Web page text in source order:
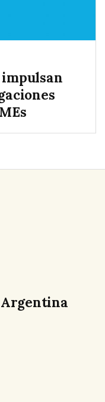
impulsan
Argentina